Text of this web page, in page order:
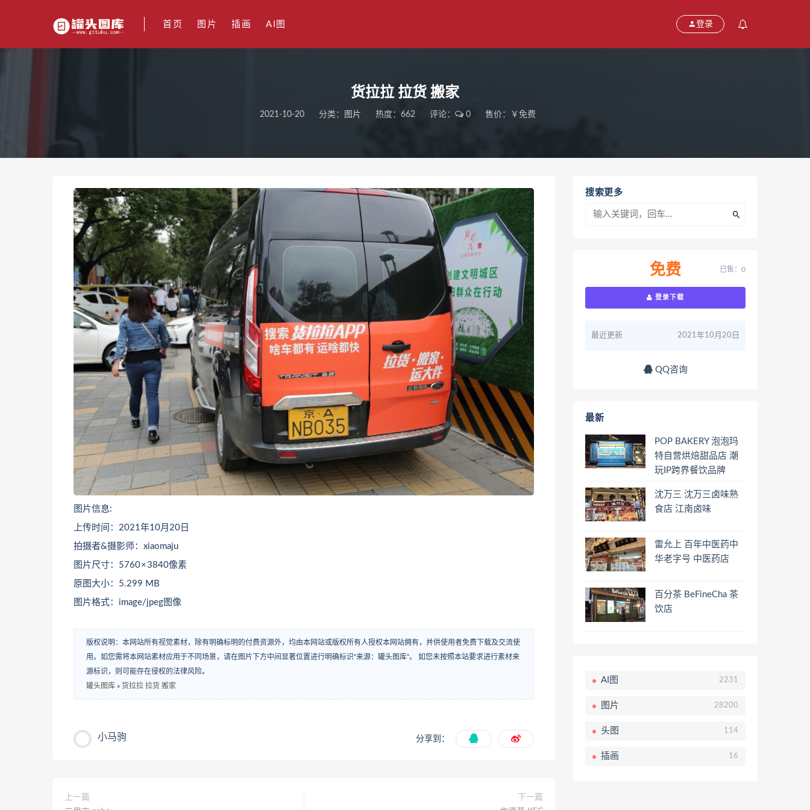
首页 图片 插画 AI图 登录
货拉拉 拉货 搬家
2021-10-20 分类： 图片 热度：662 评论： 0 售价：￥免费
图片信息:
上传时间：2021年10月20日
拍摄者&摄影师：xiaomaju
图片尺寸：5760 × 3840像素
原图大小：5.299 MB
图片格式：image/jpeg图像
版权说明：本网站所有视觉素材，除有明确标明的付费资源外，均由本网站或版权所有人授权本网站拥有，并供使用者免费下载及交流使
用。如您需将本网站素材应用于不同场景，请在图片下方中间显著位置进行明确标识“来源：罐头图库”。 如您未按照本站要求进行素材来
源标识，则可能存在侵权的法律风险。
罐头图库 » 货拉拉 拉货 搬家
小马驹 分享到：
上一篇
下一篇
搜索更多
免费 已售：0
登录下载
最近更新 2021年10月20日
QQ咨询
最新
POP BAKERY 泡泡玛
特自营烘焙甜品店 潮
玩IP跨界餐饮品牌
沈万三 沈万三卤味熟
食店 江南卤味
雷允上 百年中医药中
华老字号 中医药店
百分茶 BeFineCha 茶
饮店
AI图 2231
图片 28200
头图 114
插画 16